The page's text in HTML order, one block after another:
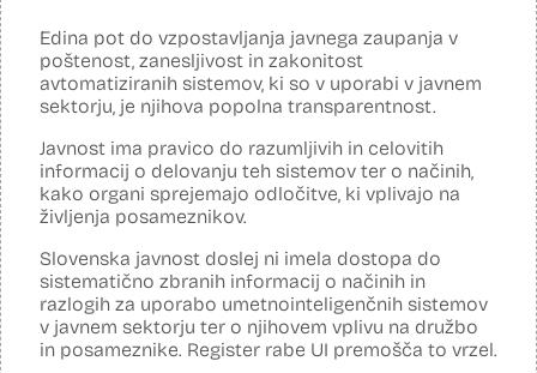
Analiza učinka na osebne podatke opravljena:
Posodobljeno: 30. september 2025
Razpoznavalnik govorjene slovenske besede, ki ga Državni zbor
uporablja za samodejno prepisovanje sej Državnega zbora in
delovnih teles Državnega zbora ter prepise drugih zvočnih posnetkov
iz zvočnih virov v živo in iz predhodnih posnetkov, uporablja
tehnologije, ki omogočajo pretvorbo govora v besedilo. Iz govora
razpoznajo izgovorjene besede, avtomatizirano postavljajo ločila in
analizirajo besedilo za pravilen izpis razpoznanega besedila. Za
zboru, se uporabljajo tehnike strojnega učenja (globoke nevronske
mreže).
Viri:
Razpisna dokumentacija
Pogodba za nakup
Edina pot do vzpostavljanja javnega zaupanja v
poštenost, zanesljivost in zakonitost
avtomatiziranih sistemov, ki so v uporabi v javnem
sektorju, je njihova popolna transparentnost.
Javnost ima pravico do razumljivih in celovitih
informacij o delovanju teh sistemov ter o načinih,
kako organi sprejemajo odločitve, ki vplivajo na
življenja posameznikov.
Slovenska javnost doslej ni imela dostopa do
sistematično zbranih informacij o načinih in
razlogih za uporabo umetnointeligenčnih sistemov
v javnem sektorju ter o njihovem vplivu na družbo
in posameznike. Register rabe UI premošča to vrzel.